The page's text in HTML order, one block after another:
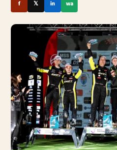
f 𝕏 in wa